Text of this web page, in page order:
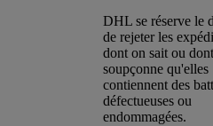
DHL se réserve le
de rejeter les
dont on sait ou
soupçonne qu'elles
contiennent des
défectueuses ou
endommagées.